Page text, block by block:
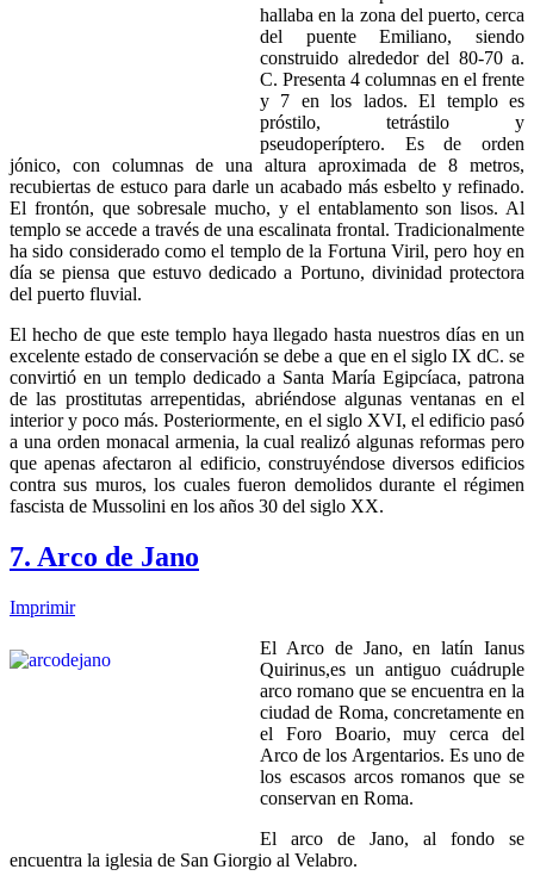
hallaba en la zona del puerto, cerca
del puente Emiliano, siendo
construido alrededor del 80-70 a.
C. Presenta 4 columnas en el frente
y 7 en los lados. El templo es
próstilo, tetrástilo y
pseudoperíptero. Es de orden
jónico, con columnas de una altura aproximada de 8 metros,
recubiertas de estuco para darle un acabado más esbelto y refinado.
El frontón, que sobresale mucho, y el entablamento son lisos. Al
templo se accede a través de una escalinata frontal. Tradicionalmente
ha sido considerado como el templo de la Fortuna Viril, pero hoy en
día se piensa que estuvo dedicado a Portuno, divinidad protectora
del puerto fluvial.
El hecho de que este templo haya llegado hasta nuestros días en un
excelente estado de conservación se debe a que en el siglo IX dC. se
convirtió en un templo dedicado a Santa María Egipcíaca, patrona
de las prostitutas arrepentidas, abriéndose algunas ventanas en el
interior y poco más. Posteriormente, en el siglo XVI, el edificio pasó
a una orden monacal armenia, la cual realizó algunas reformas pero
que apenas afectaron al edificio, construyéndose diversos edificios
contra sus muros, los cuales fueron demolidos durante el régimen
fascista de Mussolini en los años 30 del siglo XX.
7. Arco de Jano
Imprimir
El Arco de Jano, en latín Ianus
Quirinus,es un antiguo cuádruple
arco romano que se encuentra en la
ciudad de Roma, concretamente en
el Foro Boario, muy cerca del
Arco de los Argentarios. Es uno de
los escasos arcos romanos que se
conservan en Roma.
El arco de Jano, al fondo se
encuentra la iglesia de San Giorgio al Velabro.